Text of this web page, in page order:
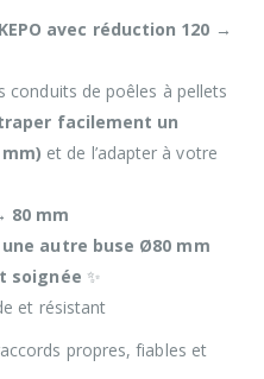
avec réduction 120 →
conduits de poêles à pellets
facilement un
et de l’adapter à votre
80 mm
autre buse Ø80 mm
soignée ✨
et résistant
propres, fiables et